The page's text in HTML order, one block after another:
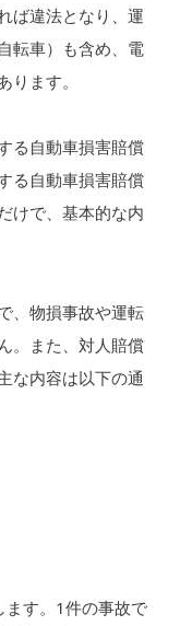
ば違法となり、運
転車）も含め、電
ます。
る自動車損害賠償
る自動車損害賠償
けで、基本的な内
、物損事故や運転
。また、対人賠償
な内容は以下の通
す。1件の事故で